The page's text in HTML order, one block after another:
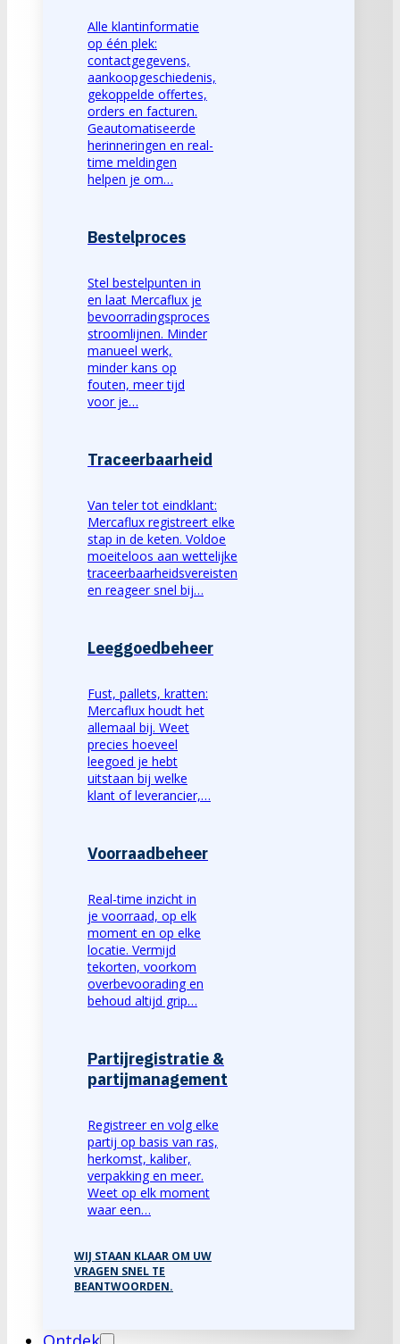
Alle klantinformatie
op één plek:
contactgegevens,
aankoopgeschiedenis,
gekoppelde offertes,
orders en facturen.
Geautomatiseerde
herinneringen en real-
time meldingen
helpen je om…
Bestelproces
Stel bestelpunten in
en laat Mercaflux je
bevoorradingsproces
stroomlijnen. Minder
manueel werk,
minder kans op
fouten, meer tijd
voor je…
Traceerbaarheid
Van teler tot eindklant:
Mercaflux registreert elke
stap in de keten. Voldoe
moeiteloos aan wettelijke
traceerbaarheidsvereisten
en reageer snel bij…
Leeggoedbeheer
Fust, pallets, kratten:
Mercaflux houdt het
allemaal bij. Weet
precies hoeveel
leegoed je hebt
uitstaan bij welke
klant of leverancier,…
Voorraadbeheer
Real-time inzicht in
je voorraad, op elk
moment en op elke
locatie. Vermijd
tekorten, voorkom
overbevoorading en
behoud altijd grip…
Partijregistratie &
partijmanagement
Registreer en volg elke
partij op basis van ras,
herkomst, kaliber,
verpakking en meer.
Weet op elk moment
waar een…
WIJ STAAN KLAAR OM UW
VRAGEN SNEL TE
BEANTWOORDEN.